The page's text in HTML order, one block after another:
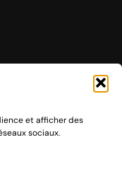
et afficher des
sociaux.
un site de
en passant par